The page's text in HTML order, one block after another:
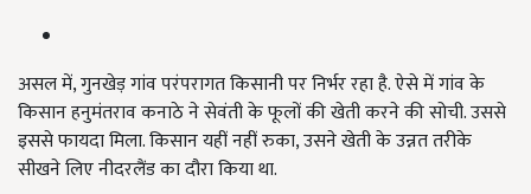
असल में, गुनखेड़ गांव परंपरागत किसानी पर निर्भर रहा है. ऐसे में गांव के
किसान हनुमंतराव कनाठे ने सेवंती के फूलों की खेती करने की सोची. उससे
इससे फायदा मिला. किसान यहीं नहीं रुका, उसने खेती के उन्नत तरीके
सीखने लिए नीदरलैंड का दौरा किया था.